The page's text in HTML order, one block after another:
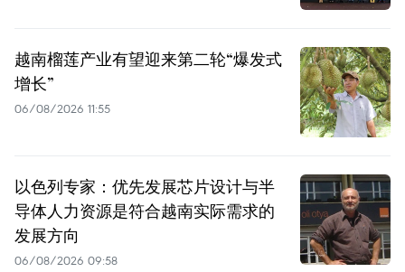
越南榴莲产业有望迎来第二轮“爆发式
增长”
06/08/2026 11:55
以色列专家：优先发展芯片设计与半
导体人力资源是符合越南实际需求的
发展方向
06/08/2026 09:58